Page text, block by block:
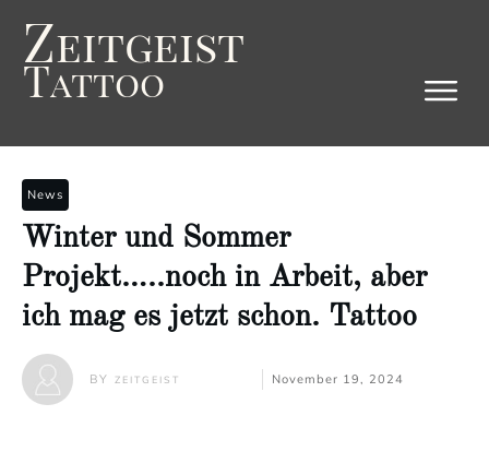
Zeitgeist
Tattoo
News
Winter und Sommer
Projekt…..noch in Arbeit, aber
ich mag es jetzt schon. Tattoo
BYZEITGEIST November 19, 2024